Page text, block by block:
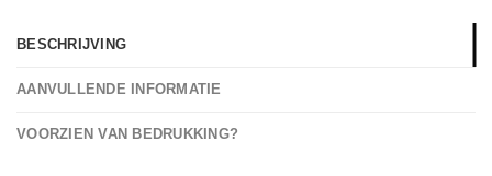
BESCHRIJVING
AANVULLENDE INFORMATIE
VOORZIEN VAN BEDRUKKING?